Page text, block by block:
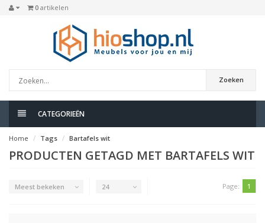
0 artikelen
Zoeken
CATEGORIEËN
Home Tags Bartafels wit
PRODUCTEN GETAGD MET BARTAFELS WIT
Meest bekeken 24 Page: 1